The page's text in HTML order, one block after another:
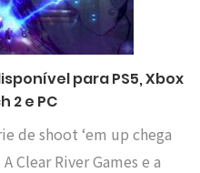
para PS5, Xbox
2 e PC
de shoot ‘em up chega
Clear River Games e a